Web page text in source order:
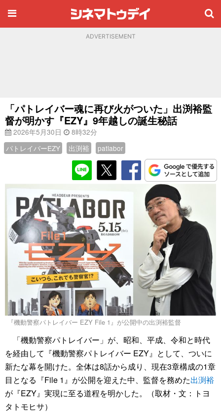
ADVERTISEMENT
「パトレイバー魂に再び火がついた」出渕裕監
督が明かす『EZY』9年越しの誕生秘話
2026年5月30日
8時32分
パトレイバーEZY
出渕裕 patlabor
『機動警察パトレイバー EZY File 1』が公開中の出渕裕監督
「機動警察パトレイバー」が、昭和、平成、令和と時代
を経由して『機動警察パトレイバー EZY』として、ついに
新たな幕を開けた。全体は8話から成り、現在3章構成の1章
目となる『File 1』が公開を迎えた中、監督を務めた出渕裕
が『EZY』実現に至る道程を明かした。（取材・文：トヨ
タトモヒサ）